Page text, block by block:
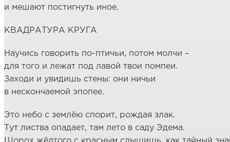
и мешают постигнуть иное.
КВАДРАТУРА КРУГА
Научись говорить по-птичьи, потом молчи –
для того и лежат под лавой твои помпеи.
Заходи и увидишь стены: они ничьи
в нескончаемой эпопее.
Это небо с землёю спорит, рождая злак.
Тут листва опадает, там лето в саду Эдема.